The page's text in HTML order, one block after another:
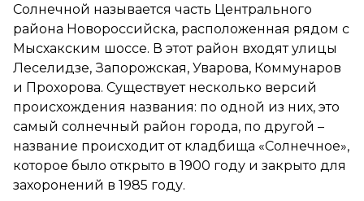
Солнечной называется часть Центрального
района Новороссийска, расположенная рядом с
Мысхакским шоссе. В этот район входят улицы
Леселидзе, Запорожская, Уварова, Коммунаров
и Прохорова. Существует несколько версий
происхождения названия: по одной из них, это
самый солнечный район города, по другой –
название происходит от кладбища «Солнечное»,
которое было открыто в 1900 году и закрыто для
захоронений в 1985 году.